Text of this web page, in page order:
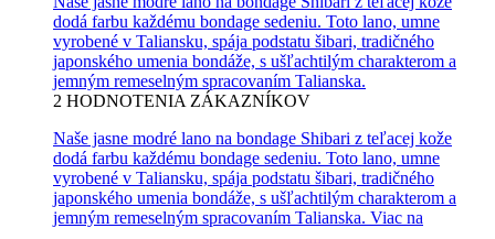
dodá farbu každému bondage sedeniu. Toto lano, umne
vyrobené v Taliansku, spája podstatu šibari, tradičného
japonského umenia bondáže, s ušľachtilým charakterom a
jemným remeselným spracovaním Talianska.
2 HODNOTENIA ZÁKAZNÍKOV
Naše jasne modré lano na bondage Shibari z teľacej kože
dodá farbu každému bondage sedeniu. Toto lano, umne
vyrobené v Taliansku, spája podstatu šibari, tradičného
japonského umenia bondáže, s ušľachtilým charakterom a
jemným remeselným spracovaním Talianska. Viac na